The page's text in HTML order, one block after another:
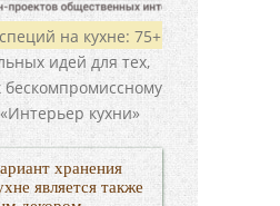
хранения
является также